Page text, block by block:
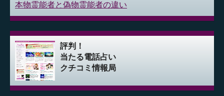
本物霊能者と偽物霊能者の違い
評判！
当たる電話占い
クチコミ情報局